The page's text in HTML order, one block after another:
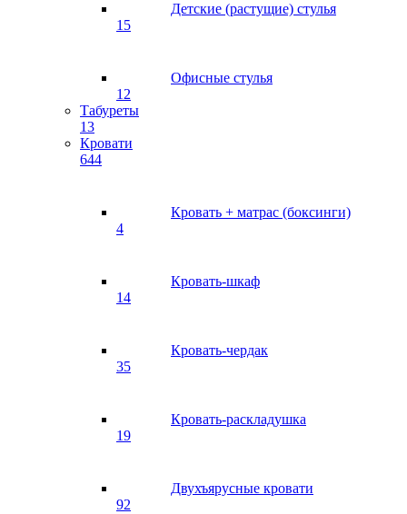
Детские (растущие) стулья
15
Офисные стулья
12
Табуреты
13
Кровати
644
Кровать + матрас (боксинги)
4
Кровать-шкаф
14
Кровать-чердак
35
Кровать-раскладушка
19
Двухъярусные кровати
92